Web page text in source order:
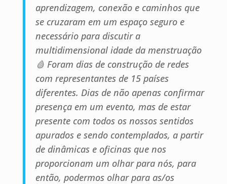
aprendizagem, conexão e caminhos que
se cruzaram em um espaço seguro e
necessário para discutir a
multidimensional idade da menstruação
🩸 Foram dias de construção de redes
com representantes de 15 países
diferentes. Dias de não apenas confirmar
presença em um evento, mas de estar
presente com todos os nossos sentidos
apurados e sendo contemplados, a partir
de dinâmicas e oficinas que nos
proporcionam um olhar para nós, para
então, podermos olhar para as/os